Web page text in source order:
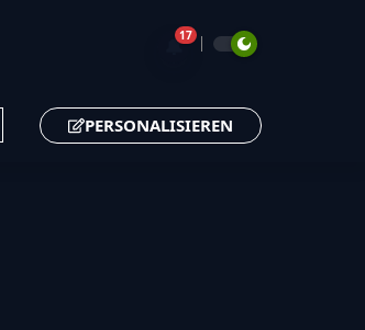
🔔17
PERSONALISIEREN